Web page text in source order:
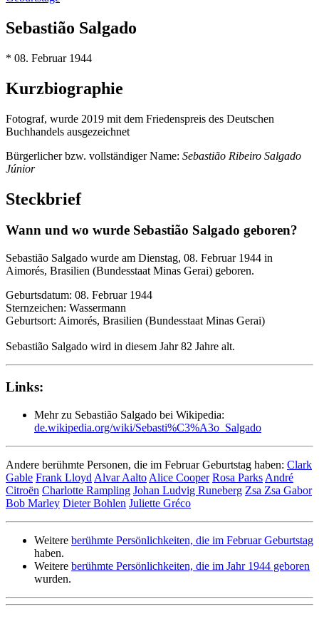
Sebastião Salgado
* 08. Februar 1944
Kurzbiographie
Fotograf, wurde 2019 mit dem Friedenspreis des Deutschen
Buchhandels ausgezeichnet
Bürgerlicher bzw. vollständiger Name: Sebastião Ribeiro Salgado
Júnior
Steckbrief
Wann und wo wurde Sebastião Salgado geboren?
Sebastião Salgado wurde am Dienstag, 08. Februar 1944 in
Aimorés, Brasilien (Bundesstaat Minas Gerai) geboren.
Geburtsdatum: 08. Februar 1944
Sternzeichen: Wassermann
Geburtsort: Aimorés, Brasilien (Bundesstaat Minas Gerai)
Sebastião Salgado wird in diesem Jahr 82 Jahre alt.
Links:
Mehr zu Sebastião Salgado bei Wikipedia:
de.wikipedia.org/wiki/Sebasti%C3%A3o_Salgado
Andere berühmte Personen, die im Februar Geburtstag haben: Clark
Gable Frank Lloyd Alvar Aalto Alice Cooper Rosa Parks André
Citroën Charlotte Rampling Johan Ludvig Runeberg Zsa Zsa Gabor
Bob Marley Dieter Bohlen Juliette Gréco
Weitere berühmte Persönlichkeiten, die im Februar Geburtstag
haben.
Weitere berühmte Persönlichkeiten, die im Jahr 1944 geboren
wurden.